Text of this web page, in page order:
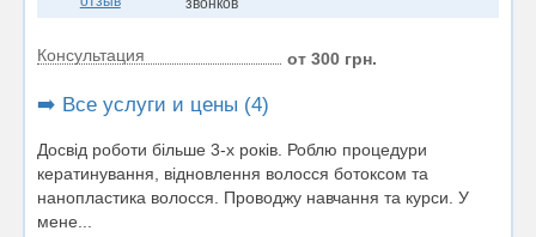
Консультация от 300 грн.
➡️ Все услуги и цены (4)
Досвід роботи більше 3-х років. Роблю процедури
кератинування, відновлення волосся ботоксом та
нанопластика волосся. Проводжу навчання та курси. У
мене...